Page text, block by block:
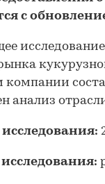
с
компании
анализ